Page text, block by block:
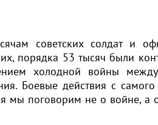
советских солдат и
порядка 53 тысяч были
холодной войны
Боевые действия с самого
мы поговорим не о войне, а